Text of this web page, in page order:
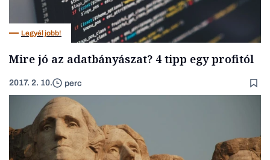
Legyél jobb!
Mire jó az adatbányászat? 4 tipp egy profitól
2017. 2. 10. perc